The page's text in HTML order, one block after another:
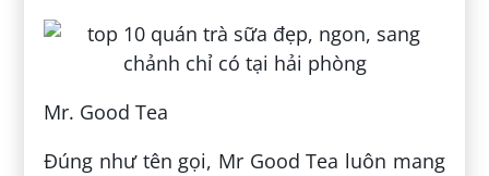
Mr. Good Tea
Đúng như tên gọi, Mr Good Tea luôn mang